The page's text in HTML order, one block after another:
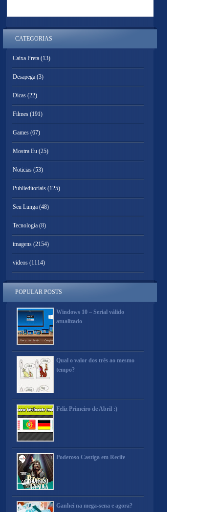
CATEGORIAS
Caixa Preta (13)
Desapega (3)
Dicas (22)
Filmes (191)
Games (67)
Mostra Eu (25)
Noticias (53)
Publieditoriais (125)
Seu Lunga (48)
Tecnologia (8)
imagens (2154)
videos (1114)
POPULAR POSTS
Windows 10 – Serial válido
atualizado
Qual o valor dos três ao mesmo
tempo?
Feliz Primeiro de Abril :)
Poderoso Castiga em Recife
Ganhei na mega-sena e agora?